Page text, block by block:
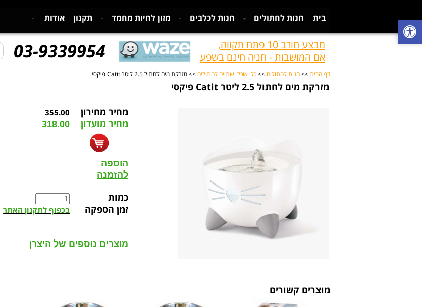
בית חנות לחתולים חנות לכלבים מזון לחיות מחמד תקנון אודות
מבצע חורב 10 פתח תקווה,
אם המושבות - חניה חינם בשפע
03-9339954
דף הבית >> חנות לחתולים >> כלי אוכל ושתייה לחתולים >> מזרקת מים לחתול 2.5 ליטר Catit פיקסי
מזרקת מים לחתול 2.5 ליטר Catit פיקסי
מחיר מחירון 355.00
מחיר מועדון 318.00
הוספה
להזמנה
כמות
זמן הספקה
בכפוף לתקנון האתר
מוצרים נוספים של היצרן
מוצרים קשורים